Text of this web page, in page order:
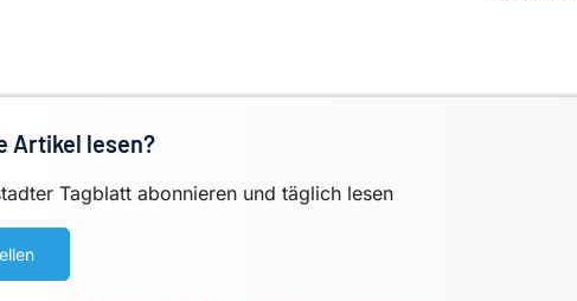
Artikel lesen?
Tagblatt abonnieren und täglich lesen